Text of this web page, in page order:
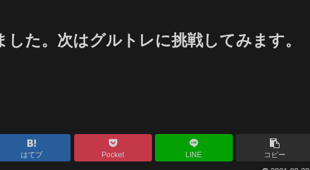
た。次はグルトレに挑戦してみます。
はてブ Pocket LINE コピー